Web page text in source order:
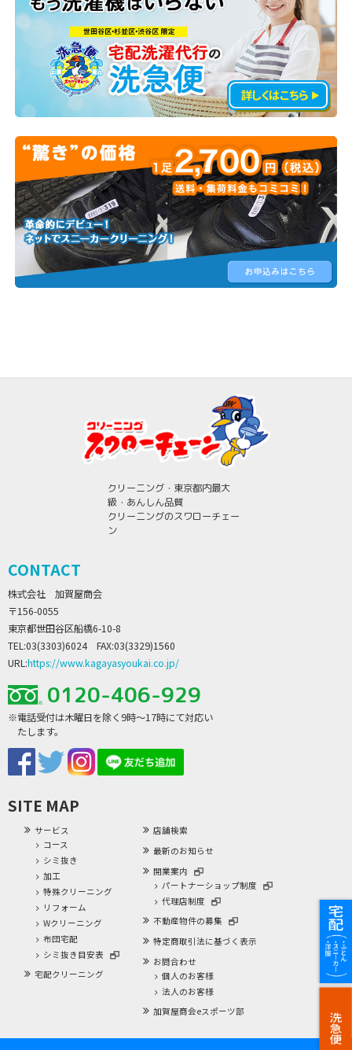
クリーニング・東京都内最大
級・あんしん品質
クリーニングのスワローチェー
ン
CONTACT
株式会社 加賀屋商会
〒156-0055
東京都世田谷区船橋6-10-8
TEL:03(3303)6024 FAX:03(3329)1560
URL:https://www.kagayasyoukai.co.jp/
0120-406-929
※電話受付は木曜日を除く9時～17時にて対応い
たします。
SITE MAP
サービス
コース
シミ抜き
加工
特殊クリーニング
リフォーム
Wクリーニング
布団宅配
シミ抜き目安表
宅配クリーニング
店舗検索
最新のお知らせ
開業案内
パートナーショップ制度
代理店制度
不動産物件の募集
特定商取引法に基づく表示
お問合わせ
個人のお客様
法人のお客様
加賀屋商会eスポーツ部